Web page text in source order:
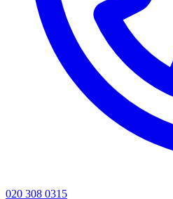
020 308 0315